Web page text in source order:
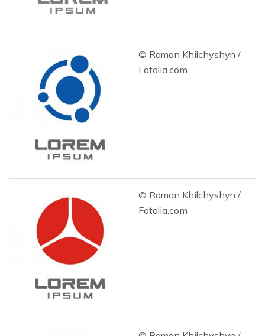
© Raman Khilchyshyn /
Fotolia.com
© Raman Khilchyshyn /
Fotolia.com